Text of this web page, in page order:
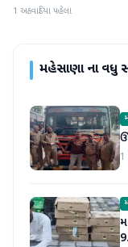
1 અઠવાડિયા પહેલા
મહેસાણાના વધુ
1